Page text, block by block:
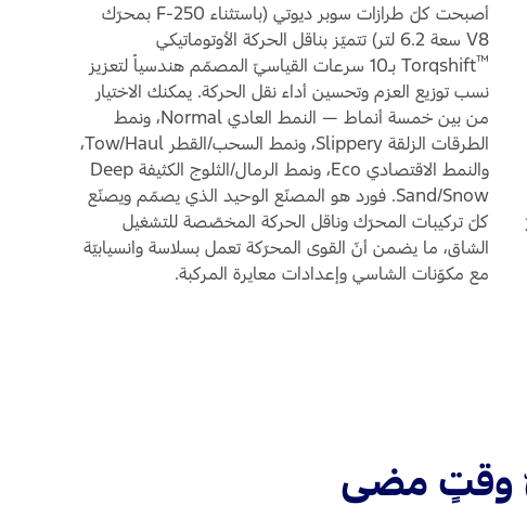
أصبحت كلّ طرازات سوبر ديوتي (باستثناء F-250 بمحرّك
V8 سعة 6.2 لتر) تتميّز بناقل الحركة الأوتوماتيكي
™
Torqshift بـ10 سرعات القياسيّ المصمّم هندسياً لتعزيز
نسب توزيع العزم وتحسين أداء نقل الحركة. يمكنك الاختيار
من بين خمسة أنماط — النمط العادي Normal، ونمط
الطرقات الزلقة Slippery، ونمط السحب/القطر Tow/Haul،
والنمط الاقتصادي Eco، ونمط الرمال/الثلوج الكثيفة Deep
Sand/Snow. فورد هو المصنّع الوحيد الذي يصمّم ويصنّع
كلّ تركيبات المحرّك وناقل الحركة المخصّصة للتشغيل
الشاق، ما يضمن أنّ القوى المحرّكة تعمل بسلاسة وانسيابيّة
مع مكوّنات الشاسي وإعدادات معايرة المركبة.
وقتٍ مضى